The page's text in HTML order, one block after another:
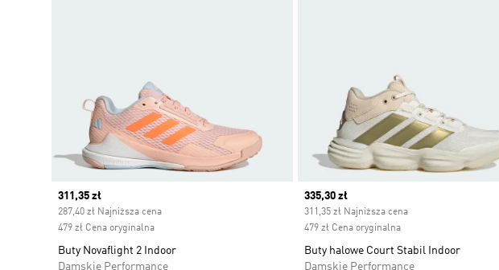
Current price
311,35 zł
287,40 zł Najniższa cena
479 zł Cena oryginalna
Buty Novaflight 2 Indoor
Damskie Performance
Current price
335,30 zł
311,35 zł Najniższa cena
479 zł Cena oryginalna
Buty halowe Court Stabil Indoor
Damskie Performance